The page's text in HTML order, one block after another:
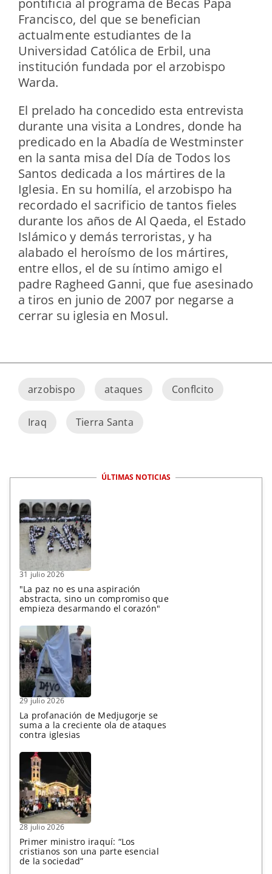
Francisco, del que se benefician
actualmente estudiantes de la
Universidad Católica de Erbil, una
institución fundada por el arzobispo
Warda.
El prelado ha concedido esta entrevista
durante una visita a Londres, donde ha
predicado en la Abadía de Westminster
en la santa misa del Día de Todos los
Santos dedicada a los mártires de la
Iglesia. En su homilía, el arzobispo ha
recordado el sacrificio de tantos fieles
durante los años de Al Qaeda, el Estado
Islámico y demás terroristas, y ha
alabado el heroísmo de los mártires,
entre ellos, el de su íntimo amigo el
padre Ragheed Ganni, que fue asesinado
a tiros en junio de 2007 por negarse a
cerrar su iglesia en Mosul.
arzobispo ataques Conflcito
Iraq Tierra Santa
ÚLTIMAS NOTICIAS
31 julio 2026
"La paz no es una aspiración
abstracta, sino un compromiso que
empieza desarmando el corazón"
29 julio 2026
La profanación de Medjugorje se
suma a la creciente ola de ataques
contra iglesias
28 julio 2026
Primer ministro iraquí: “Los
cristianos son una parte esencial
de la sociedad”